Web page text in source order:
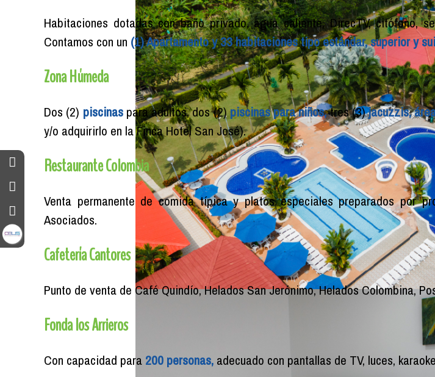
Habitaciones dotadas con baño privado, agua caliente, DirecTV, citófono,
Contamos con un (1) Apartamento y 33 habitaciones tipo estándar, superior y
Zona Húmeda
Dos (2) piscinas para adultos, dos (2)piscinas para niños,tres (3)jacuzzis,
y/o adquirirlo en la Finca Hotel San José).
Restaurante Colombia
Venta permanente de comida típica y platos especiales preparados por
Asociados.
Cafetería Cantores
Punto de venta de Café Quindío, Helados San Jerónimo, Helados Colombina,
Fonda los Arrieros
Con capacidad para 200 personas, adecuado con pantallas de TV, luces,